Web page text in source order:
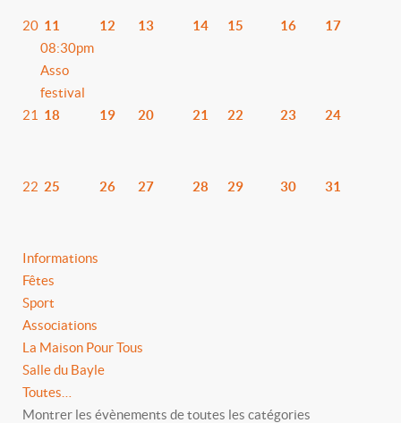
20 11
08:30pm
Asso
festival
12 13 14 15 16 17
21 18 19 20 21 22 23 24
22 25 26 27 28 29 30 31
Informations
Fêtes
Sport
Associations
La Maison Pour Tous
Salle du Bayle
Toutes…
Montrer les évènements de toutes les catégories